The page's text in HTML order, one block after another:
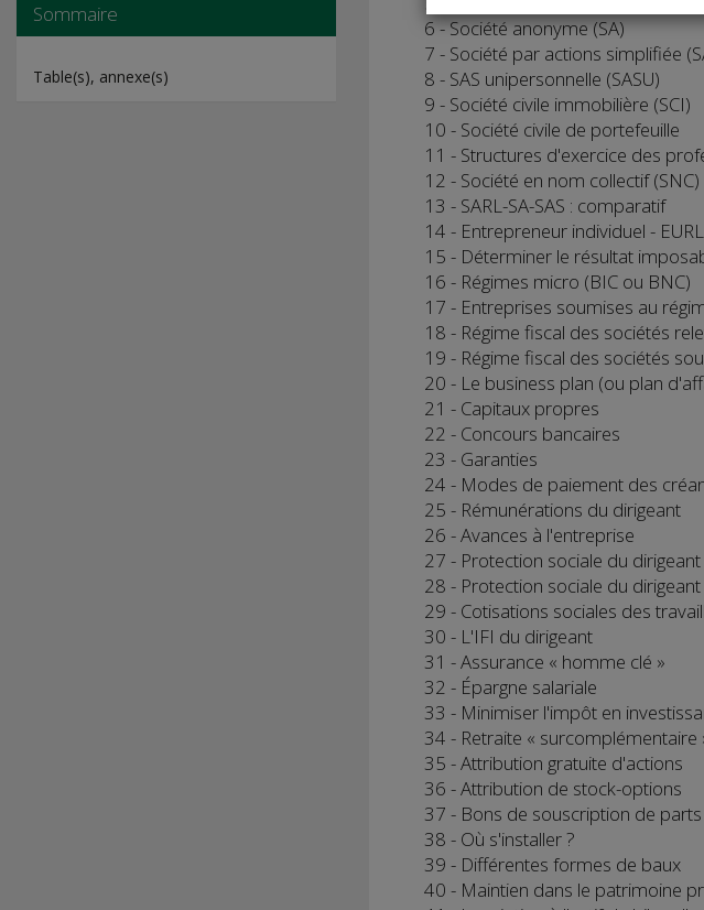
Sommaire
Table(s), annexe(s)
6 - Société anonyme (SA)
7 - Société par actions simplifiée
8 - SAS unipersonnelle (SASU)
9 - Société civile immobilière (SCI)
10 - Société civile de portefeuille
11 - Structures d'exercice des
12 - Société en nom collectif (SNC)
13 - SARL-SA-SAS : comparatif
14 - Entrepreneur individuel -
15 - Déterminer le résultat
16 - Régimes micro (BIC ou BNC)
17 - Entreprises soumises au
18 - Régime fiscal des sociétés
19 - Régime fiscal des sociétés
20 - Le business plan (ou plan
21 - Capitaux propres
22 - Concours bancaires
23 - Garanties
24 - Modes de paiement des
25 - Rémunérations du dirigeant
26 - Avances à l'entreprise
27 - Protection sociale du
28 - Protection sociale du
29 - Cotisations sociales des
30 - L'IFI du dirigeant
31 - Assurance « homme clé »
32 - Épargne salariale
33 - Minimiser l'impôt en
34 - Retraite « surcomplémentaire
35 - Attribution gratuite d'actions
36 - Attribution de stock-options
37 - Bons de souscription de
38 - Où s'installer ?
39 - Différentes formes de baux
40 - Maintien dans le patrimoine